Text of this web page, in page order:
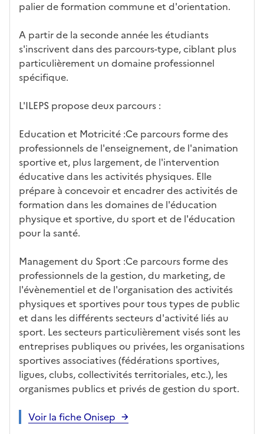
palier de formation commune et d'orientation.
A partir de la seconde année les étudiants
s'inscrivent dans des parcours-type, ciblant plus
particulièrement un domaine professionnel
spécifique.
L'ILEPS propose deux parcours :
Education et Motricité :Ce parcours forme des
professionnels de l'enseignement, de l'animation
sportive et, plus largement, de l'intervention
éducative dans les activités physiques. Elle
prépare à concevoir et encadrer des activités de
formation dans les domaines de l'éducation
physique et sportive, du sport et de l'éducation
pour la santé.
Management du Sport :Ce parcours forme des
professionnels de la gestion, du marketing, de
l'évènementiel et de l'organisation des activités
physiques et sportives pour tous types de public
et dans les différents secteurs d'activité liés au
sport. Les secteurs particulièrement visés sont les
entreprises publiques ou privées, les organisations
sportives associatives (fédérations sportives,
ligues, clubs, collectivités territoriales, etc.), les
organismes publics et privés de gestion du sport.
Voir la fiche Onisep